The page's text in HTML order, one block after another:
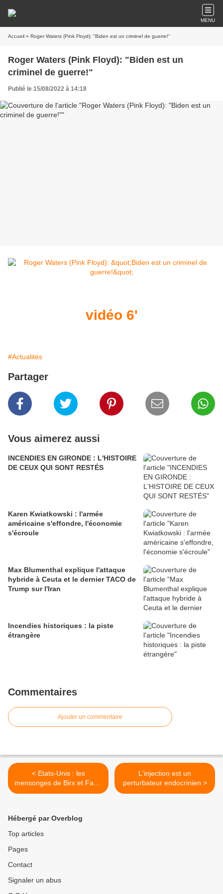
MENU
Accueil » Roger Waters (Pink Floyd): "Biden est un criminel de guerre!"
Roger Waters (Pink Floyd): "Biden est un
criminel de guerre!"
Publié le 15/08/2022 à 14:18
vidéo 6'
#Actualités
Partager
Vous aimerez aussi
INCENDIES EN GIRONDE : L'HISTOIRE
DE CEUX QUI SONT RESTÉS
Karen Kwiatkowski : l'armée
américaine s'effondre, l'économie
s'écroule
Max Blumenthal explique l'attaque
hybride à Ceuta et le dernier TACO de
Trump sur l'Iran
Incendies historiques : la piste
étrangère
Commentaires
Ajouter un commentaire
< Etats-Unis : les
mensonges de Birx et Fauci
concernant les mesures
L'injection est un
perturbateur endocrinien >
Hébergé par Overblog
Top articles
Pages
Contact
Signaler un abus